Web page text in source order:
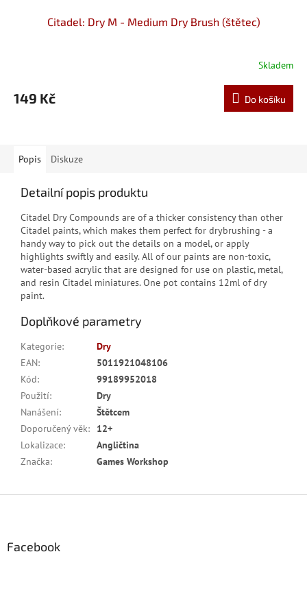
Citadel: Dry M - Medium Dry Brush (štětec)
Skladem
149 Kč Do košíku
Popis Diskuze
Detailní popis produktu
Citadel Dry Compounds are of a thicker consistency than other
Citadel paints, which makes them perfect for drybrushing - a
handy way to pick out the details on a model, or apply
highlights swiftly and easily. All of our paints are non-toxic,
water-based acrylic that are designed for use on plastic, metal,
and resin Citadel miniatures. One pot contains 12ml of dry
paint.
Doplňkové parametry
Kategorie:
Dry
EAN:
5011921048106
Kód:
99189952018
Použití:
Dry
Nanášení:
Štětcem
Doporučený věk:
12+
Lokalizace:
Angličtina
Značka: Games Workshop
Facebook